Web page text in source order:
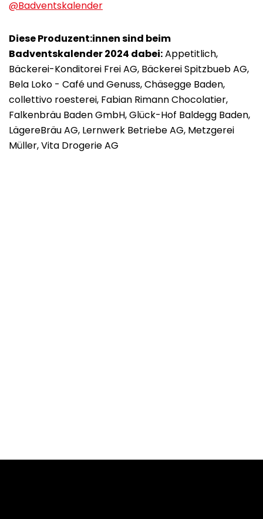
@Badventskalender
Diese Produzent:innen sind beim
Badventskalender 2024 dabei:Appetitlich,
Bäckerei-Konditorei Frei AG, Bäckerei Spitzbueb AG,
Bela Loko - Café und Genuss, Chäsegge Baden,
collettivo roesterei, Fabian Rimann Chocolatier,
Falkenbräu Baden GmbH, Glück-Hof Baldegg Baden,
LägereBräu AG, Lernwerk Betriebe AG, Metzgerei
Müller, Vita Drogerie AG